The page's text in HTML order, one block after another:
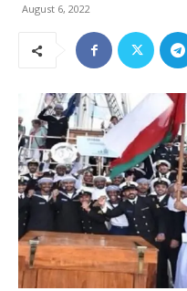
August 6, 2022